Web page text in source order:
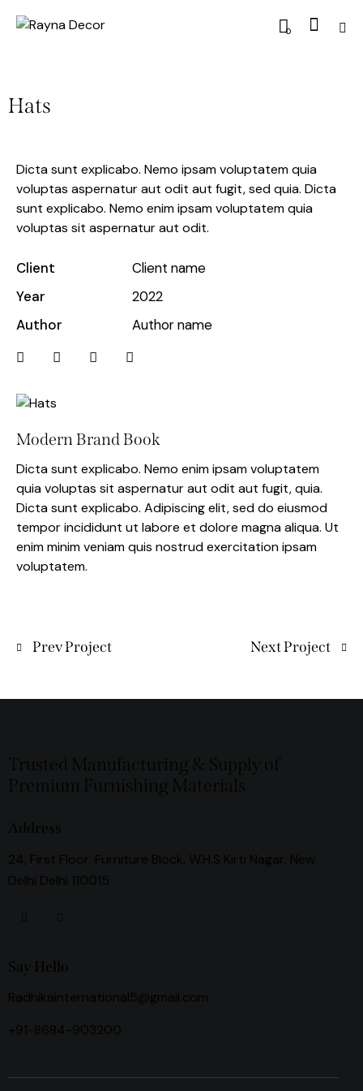
0
Hats
Modern Brand Book
Dicta sunt explicabo. Nemo enim ipsam voluptatem
quia voluptas sit aspernatur aut odit aut fugit, quia.
Dicta sunt explicabo. Adipiscing elit, sed do eiusmod
tempor incididunt ut labore et dolore magna aliqua. Ut
enim minim veniam quis nostrud exercitation ipsam
voluptatem.
Dicta sunt explicabo. Nemo ipsam voluptatem quia
voluptas aspernatur aut odit aut fugit, sed quia. Dicta
sunt explicabo. Nemo enim ipsam voluptatem quia
voluptas sit aspernatur aut odit.
Client
Client name
Year
2022
Author
Author name
Prev Project Next Project